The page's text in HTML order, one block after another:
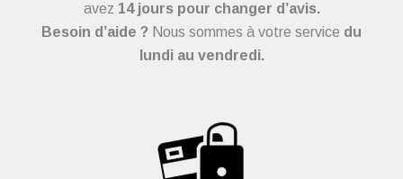
avez 14 jours pour changer d’avis.
Besoin d’aide ? Nous sommes à votre service du
lundi au vendredi.